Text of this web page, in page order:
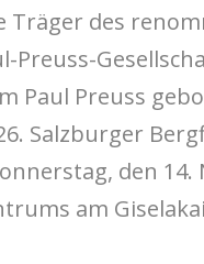
Träger des
Preuss-
Paul Preuss
Salzburger
den
am